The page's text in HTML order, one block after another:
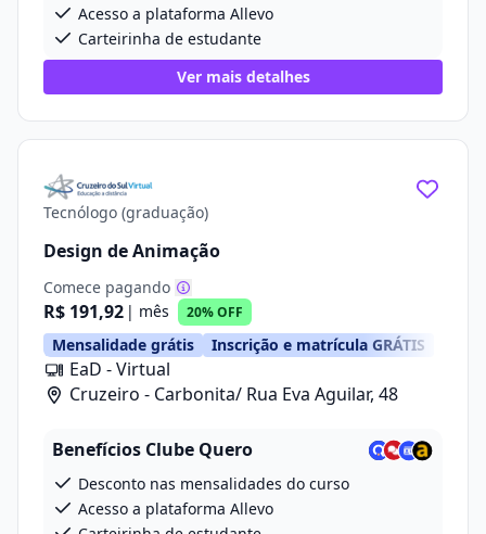
Acesso a plataforma Allevo
Carteirinha de estudante
Ver mais detalhes
Tecnólogo (graduação)
Design de Animação
Comece pagando
R$ 191,92 | mês 20% OFF
Mensalidade grátis Inscrição e matrícula GRÁTIS
EaD - Virtual
Cruzeiro - Carbonita/ Rua Eva Aguilar, 48
Benefícios Clube Quero
Desconto nas mensalidades do curso
Acesso a plataforma Allevo